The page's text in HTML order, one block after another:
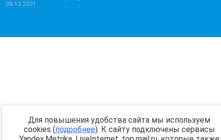
08.12.2021
Для повышения удобства сайта мы используем
cookies (подробнее). К сайту подключены сервисы